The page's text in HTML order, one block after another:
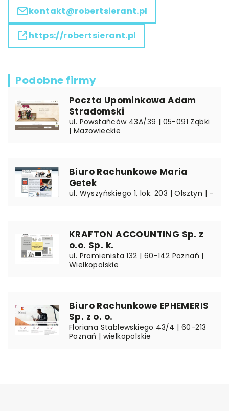
kontakt@robertsierant.pl
https://robertsierant.pl
Podobne firmy
Poczta Upominkowa Adam
Stradomski
ul. Powstańców 43A/39 | 05-091 Ząbki
| Mazowieckie
Biuro Rachunkowe Maria
Getek
ul. Wyszyńskiego 1, lok. 203 | Olsztyn | -
KRAFTON ACCOUNTING Sp. z
o.o. Sp. k.
ul. Promienista 132 | 60-142 Poznań |
Wielkopolskie
Biuro Rachunkowe EPHEMERIS
Sp. z o. o.
Floriana Stablewskiego 43/4 | 60-213
Poznań | wielkopolskie